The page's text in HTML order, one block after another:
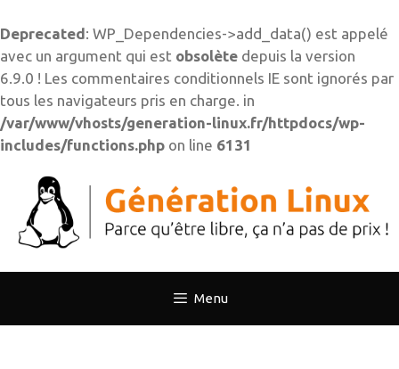
Deprecated: WP_Dependencies->add_data() est appelé
avec un argument qui est obsolète depuis la version
6.9.0 ! Les commentaires conditionnels IE sont ignorés par
tous les navigateurs pris en charge. in
/var/www/vhosts/generation-linux.fr/httpdocs/wp-
includes/functions.php on line 6131
contenu
Menu